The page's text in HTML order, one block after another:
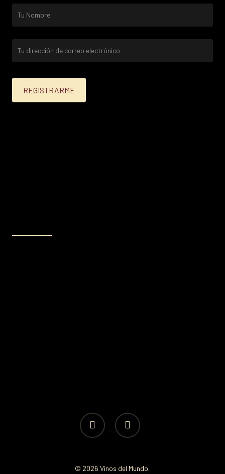
facebook instagram
© 2026 Vinos del Mundo.